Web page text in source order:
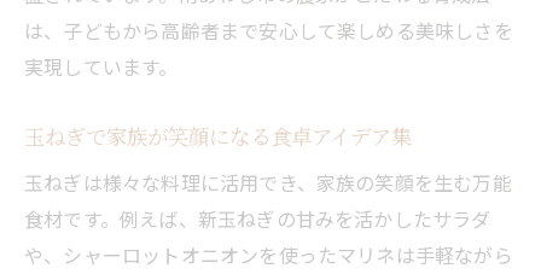
は、子どもから高齢者まで安心して楽しめる美味しさを
実現しています。
玉ねぎで家族が笑顔になる食卓アイデア集
玉ねぎは様々な料理に活用でき、家族の笑顔を生む万能
食材です。例えば、新玉ねぎの甘みを活かしたサラダ
や、シャーロットオニオンを使ったマリネは手軽ながら